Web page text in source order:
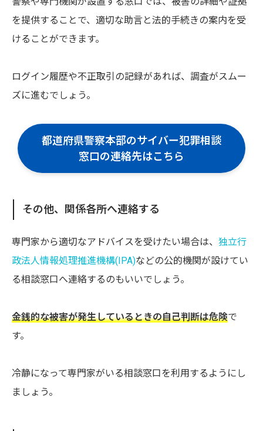
を提供することで、適切な助言と法的手続きの案内を受
けることができます。
ログイン履歴や不正取引の記録があれば、調査がスムー
ズに進むでしょう。
都道府県警察本部のサイバー犯罪相談
窓口の連絡先はこちら
その他、関係各所へ連絡する
専門家から適切なアドバイスを受けたい場合は、 独立行
政法人情報処理推進機構(IPA)などの公的機関が設けてい
る相談窓口へ連絡するのもいいでしょう。
金銭的な被害が発生しているときの自己判断は危険で
す。
冷静になって専門家がいる相談窓口を利用するようにし
ましょう。